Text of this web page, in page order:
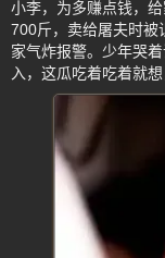
小李，为多赚点钱，
700斤，卖给屠夫时被
家气炸报警。少年哭
入，这瓜吃着吃着就